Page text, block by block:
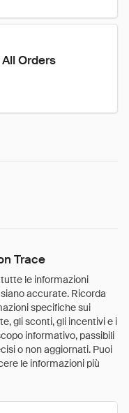
Orders
Trace
le informazioni
accurate. Ricorda
specifiche sui
gli sconti, gli incentivi e i
informativo, passibili
o non aggiornati. Puoi
le informazioni più